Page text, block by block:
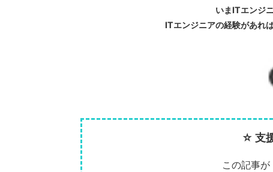
いまITエンジ
ITエンジニアの経験があれ
☆ 支
この記事